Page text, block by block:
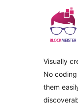
Visually
No
them